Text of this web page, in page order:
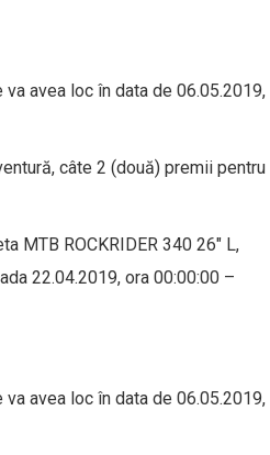
avea loc în data de 06.05.2019,
câte 2 (două) premii pentru
MTB ROCKRIDER 340 26" L,
22.04.2019, ora 00:00:00 –
avea loc în data de 06.05.2019,